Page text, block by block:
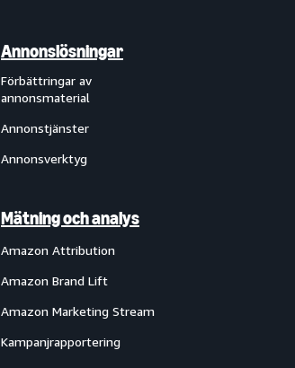
Annonslösningar
Förbättringar av
annonsmaterial
Annonstjänster
Annonsverktyg
Mätning och analys
Amazon Attribution
Amazon Brand Lift
Amazon Marketing Stream
Kampanjrapportering